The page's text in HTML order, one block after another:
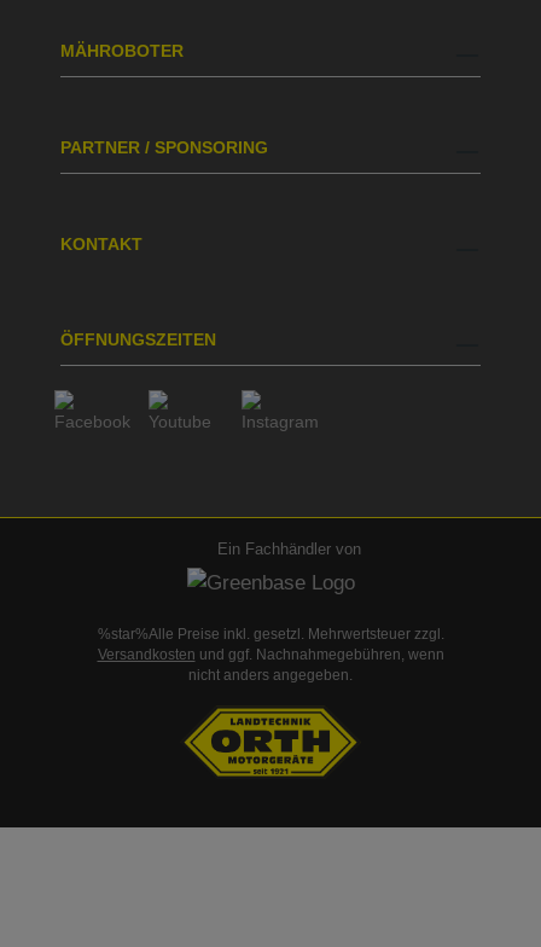
MÄHROBOTER
PARTNER / SPONSORING
KONTAKT
ÖFFNUNGSZEITEN
Ein Fachhändler von
%star%Alle Preise inkl. gesetzl. Mehrwertsteuer zzgl.
Versandkosten und ggf. Nachnahmegebühren, wenn
nicht anders angegeben.